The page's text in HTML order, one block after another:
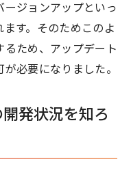
ージョンアップといっ
す。そのためこのよ
るため、アップデート
必要になりました。
発状況を知ろ